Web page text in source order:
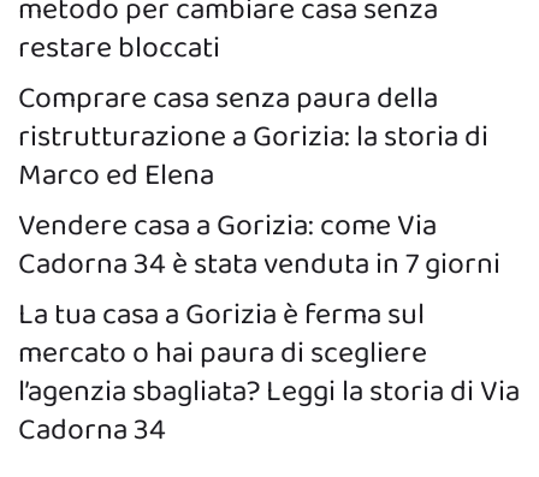
restare bloccati
Comprare casa senza paura della
ristrutturazione a Gorizia: la storia di
Marco ed Elena
Vendere casa a Gorizia: come Via
Cadorna 34 è stata venduta in 7 giorni
La tua casa a Gorizia è ferma sul
mercato o hai paura di scegliere
l’agenzia sbagliata? Leggi la storia di Via
Cadorna 34